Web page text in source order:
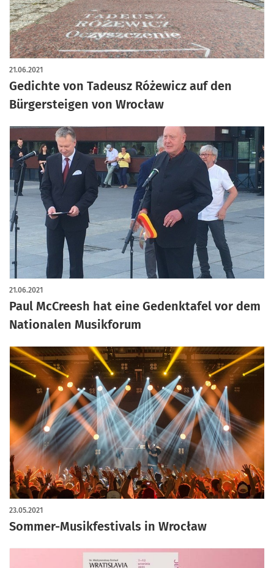
Gedichte von Tadeusz Różewicz auf den
Bürgersteigen von Wrocław
21.06.2021
Paul McCreesh hat eine Gedenktafel vor dem
Nationalen Musikforum
21.06.2021
Sommer-Musikfestivals in Wrocław
23.05.2021